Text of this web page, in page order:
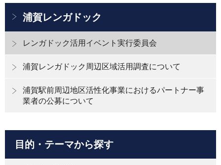
浦賀レンガドック
レンガドック活用イベント実行委員会
浦賀レンガドック周辺区域活用調査について
浦賀駅前周辺地区活性化事業におけるパートナー事
業者の公募について
目的・テーマから探す